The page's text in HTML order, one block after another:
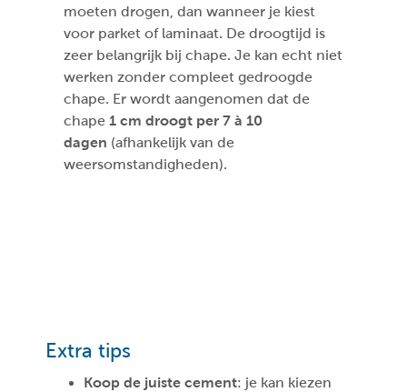
moeten drogen, dan wanneer je kiest
voor parket of laminaat. De droogtijd is
zeer belangrijk bij chape. Je kan echt niet
werken zonder compleet gedroogde
chape. Er wordt aangenomen dat de
chape 1 cm droogt per 7 à 10
dagen (afhankelijk van de
weersomstandigheden).
Extra tips
Koop de juiste cement: je kan kiezen